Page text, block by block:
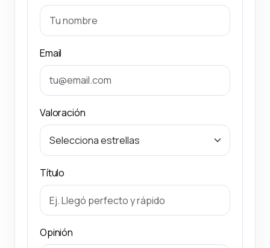
Email
Valoración
Título
Opinión